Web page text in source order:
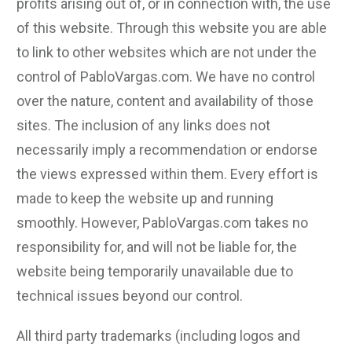
profits arising out of, or in connection with, the use
of this website. Through this website you are able
to link to other websites which are not under the
control of PabloVargas.com. We have no control
over the nature, content and availability of those
sites. The inclusion of any links does not
necessarily imply a recommendation or endorse
the views expressed within them. Every effort is
made to keep the website up and running
smoothly. However, PabloVargas.com takes no
responsibility for, and will not be liable for, the
website being temporarily unavailable due to
technical issues beyond our control.
All third party trademarks (including logos and